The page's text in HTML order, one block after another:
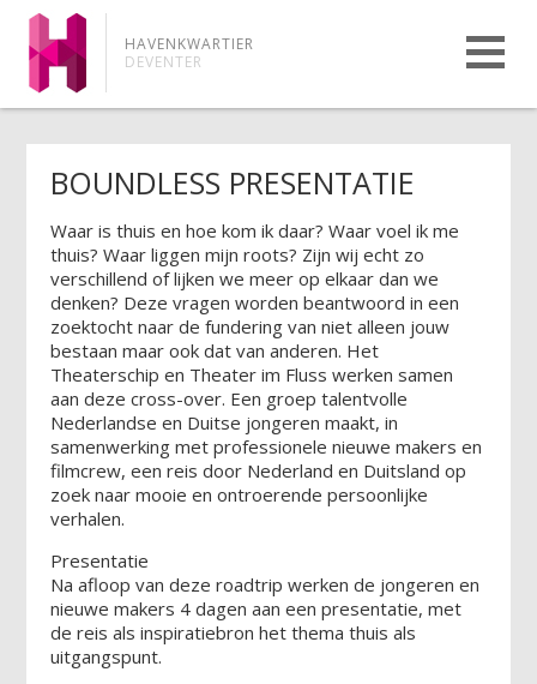
HAVENKWARTIER
DEVENTER
BOUNDLESS PRESENTATIE
Waar is thuis en hoe kom ik daar? Waar voel ik me
thuis? Waar liggen mijn roots? Zijn wij echt zo
verschillend of lijken we meer op elkaar dan we
denken? Deze vragen worden beantwoord in een
zoektocht naar de fundering van niet alleen jouw
bestaan maar ook dat van anderen. Het
Theaterschip en Theater im Fluss werken samen
aan deze cross-over. Een groep talentvolle
Nederlandse en Duitse jongeren maakt, in
samenwerking met professionele nieuwe makers en
filmcrew, een reis door Nederland en Duitsland op
zoek naar mooie en ontroerende persoonlijke
verhalen.
Presentatie
Na afloop van deze roadtrip werken de jongeren en
nieuwe makers 4 dagen aan een presentatie, met
de reis als inspiratiebron het thema thuis als
uitgangspunt.